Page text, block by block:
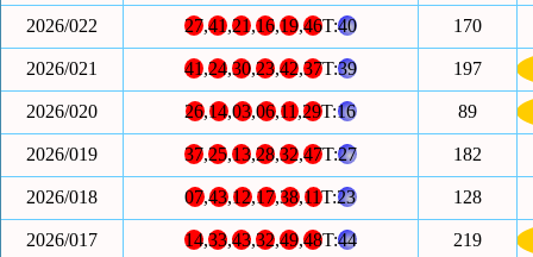
2026/022 27,41,21,16,19,46T:40 170
2026/021 41,24,30,23,42,37T:39 197
2026/020 26,14,03,06,11,29T:16 89
2026/019 37,25,13,28,32,47T:27 182
2026/018 07,43,12,17,38,11T:23 128
2026/017 14,33,43,32,49,48T:44 219